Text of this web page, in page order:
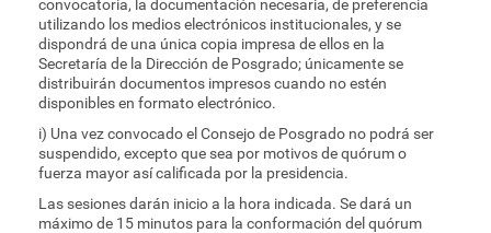
convocatoria, la documentación necesaria, de preferencia
utilizando los medios electrónicos institucionales, y se
dispondrá de una única copia impresa de ellos en la
Secretaría de la Dirección de Posgrado; únicamente se
distribuirán documentos impresos cuando no estén
disponibles en formato electrónico.
i) Una vez convocado el Consejo de Posgrado no podrá ser
suspendido, excepto que sea por motivos de quórum o
fuerza mayor así calificada por la presidencia.
Las sesiones darán inicio a la hora indicada. Se dará un
máximo de 15 minutos para la conformación del quórum